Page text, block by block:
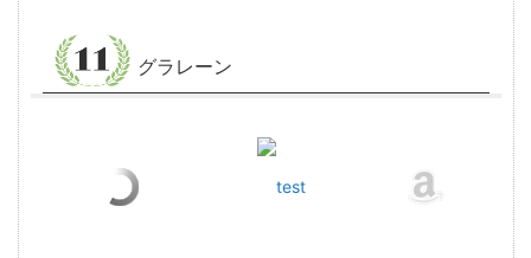
グラレーン
test